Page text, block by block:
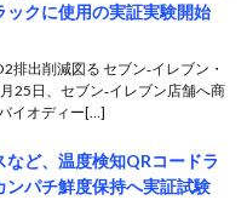
ックに使用の実証実験開始
排出削減図る セブン‐イレブン・
25日、セブン‐イレブン店舗へ商
イオディー[…]
など、温度検知QRコードラ
ンパチ鮮度保持へ実証試験